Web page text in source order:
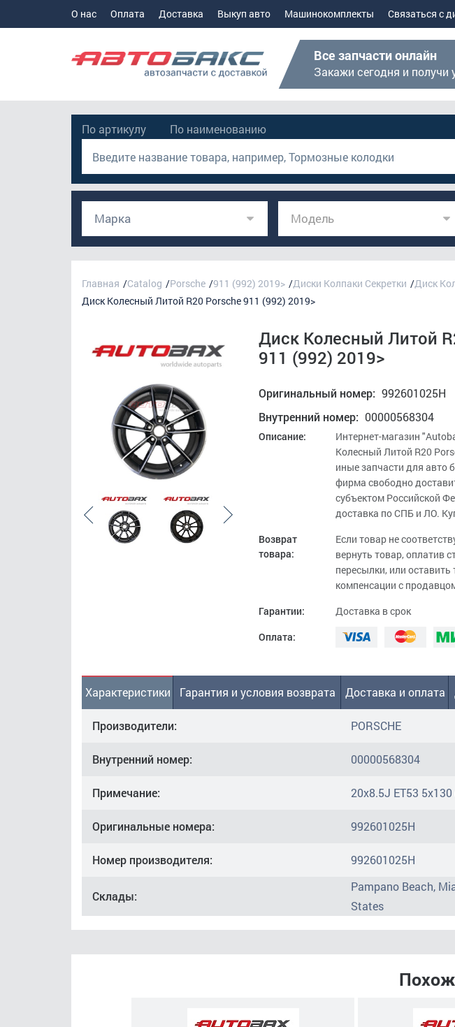
О нас Оплата Доставка Выкуп авто Машинокомплекты Связаться с
Все запчасти онлайн
Закажи сегодня и получи
По артикулу
По наименованию
Марка Модель
Главная Catalog Porsche 911 (992) 2019> Диски Колпаки Секретки
Диск
Диск Колесный Литой R20 Porsche 911 (992) 2019>
Диск Колесный Литой
911 (992) 2019>
Оригинальный номер: 992601025H
Внутренний номер: 00000568304
Описание:
Интернет-магазин
Колесный Литой R20
иные запчасти для авто
фирма свободно
субъектом Российской
доставка по СПБ и ЛО.
Возврат
товара:
Если товар не
вернуть товар, оплатив
пересылки, или оставить
компенсации с
Гарантии:
Доставка в срок
Оплата:
Характеристики Гарантия и условия возврата Доставка и оплата
Производители: PORSCHE
Внутренний номер: 00000568304
Примечание: 20x8.5J ET53
Оригинальные номера: 992601025H
Номер производителя: 992601025H
Склады:
Pampano Beach,
States